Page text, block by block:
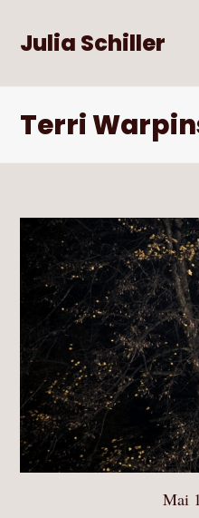
Julia Schiller
Terri
Mai